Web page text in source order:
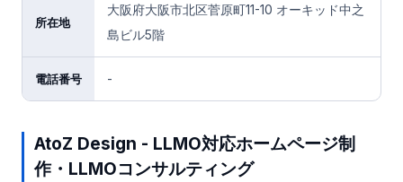
所在地
大阪府大阪市北区菅原町11-10 オーキッド中之
島ビル5階
電話番号 -
AtoZ Design - LLMO対応ホームページ制
作・LLMOコンサルティング